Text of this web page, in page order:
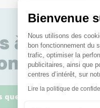
Bienvenue
Plateforme
Nous utilisons des
bon fonctionnement du
trafic, optimiser la
publicitaires, ainsi que
centres d’intérêt, sur
Lire la politique de
à toutes
;)
questions